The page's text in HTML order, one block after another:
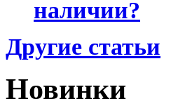
наличии?
Другие статьи
Новинки